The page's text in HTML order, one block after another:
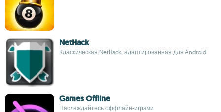
NetHack
Классическая NetHack, адаптированная для Android
Games Offline
Наслаждайтесь оффлайн-играми